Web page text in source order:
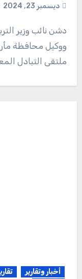
ديسمبر 23, 2024
دشن نائب وزير التربية والتعليم، الدكتور علي العباب،
ووكيل محافظة
ملتقى التبادل
أخبار وتقارير